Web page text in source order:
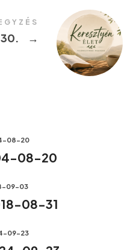
→
08-20
08-20
09-03
08-31
09-23